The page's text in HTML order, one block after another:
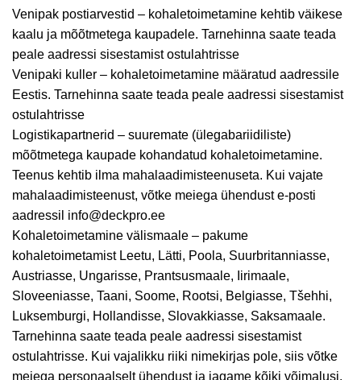
Venipak postiarvestid – kohaletoimetamine kehtib väikese
kaalu ja mõõtmetega kaupadele. Tarnehinna saate teada
peale aadressi sisestamist ostulahtrisse
Venipaki kuller – kohaletoimetamine määratud aadressile
Eestis. Tarnehinna saate teada peale aadressi sisestamist
ostulahtrisse
Logistikapartnerid – suuremate (ülegabariidiliste)
mõõtmetega kaupade kohandatud kohaletoimetamine.
Teenus kehtib ilma mahalaadimisteenuseta. Kui vajate
mahalaadimisteenust, võtke meiega ühendust e-posti
aadressil info@deckpro.ee
Kohaletoimetamine välismaale – pakume
kohaletoimetamist Leetu, Lätti, Poola, Suurbritanniasse,
Austriasse, Ungarisse, Prantsusmaale, Iirimaale,
Sloveeniasse, Taani, Soome, Rootsi, Belgiasse, Tšehhi,
Luksemburgi, Hollandisse, Slovakkiasse, Saksamaale.
Tarnehinna saate teada peale aadressi sisestamist
ostulahtrisse. Kui vajalikku riiki nimekirjas pole, siis võtke
meiega personaalselt ühendust ja jagame kõiki võimalusi.